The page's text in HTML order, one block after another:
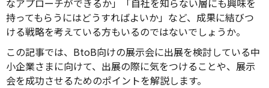
なアプローチができるか」「自社を知らない層にも興味を
持ってもらうにはどうすればよいか」など、成果に結びつ
ける戦略を考えている方もいるのではないでしょうか。
この記事では、BtoB向けの展示会に出展を検討している中
小企業さまに向けて、出展の際に気をつけることや、展示
会を成功させるためのポイントを解説します。